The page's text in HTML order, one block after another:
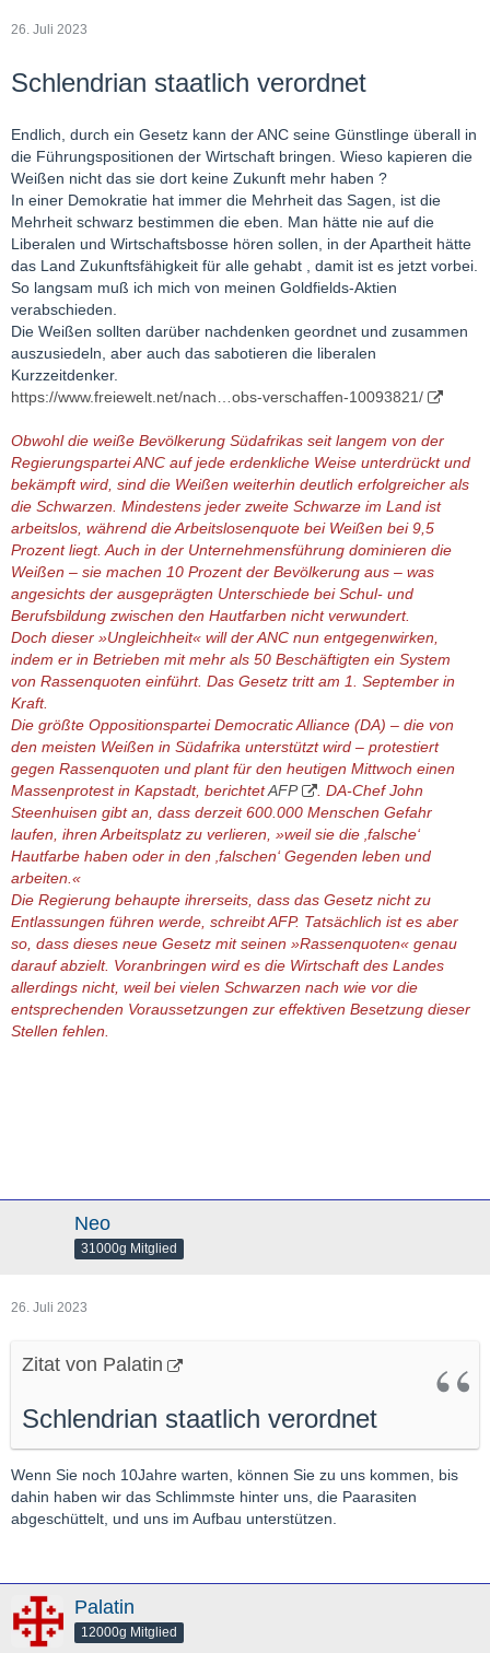
26. Juli 2023
Schlendrian staatlich verordnet
Endlich, durch ein Gesetz kann der ANC seine Günstlinge überall in
die Führungspositionen der Wirtschaft bringen. Wieso kapieren die
Weißen nicht das sie dort keine Zukunft mehr haben ?
In einer Demokratie hat immer die Mehrheit das Sagen, ist die
Mehrheit schwarz bestimmen die eben. Man hätte nie auf die
Liberalen und Wirtschaftsbosse hören sollen, in der Apartheit hätte
das Land Zukunftsfähigkeit für alle gehabt , damit ist es jetzt vorbei.
So langsam muß ich mich von meinen Goldfields-Aktien
verabschieden.
Die Weißen sollten darüber nachdenken geordnet und zusammen
auszusiedeln, aber auch das sabotieren die liberalen
Kurzzeitdenker.
https://www.freiewelt.net/nach…obs-verschaffen-10093821/
Obwohl die weiße Bevölkerung Südafrikas seit langem von der
Regierungspartei ANC auf jede erdenkliche Weise unterdrückt und
bekämpft wird, sind die Weißen weiterhin deutlich erfolgreicher als
die Schwarzen. Mindestens jeder zweite Schwarze im Land ist
arbeitslos, während die Arbeitslosenquote bei Weißen bei 9,5
Prozent liegt. Auch in der Unternehmensführung dominieren die
Weißen – sie machen 10 Prozent der Bevölkerung aus – was
angesichts der ausgeprägten Unterschiede bei Schul- und
Berufsbildung zwischen den Hautfarben nicht verwundert.
Doch dieser »Ungleichheit« will der ANC nun entgegenwirken,
indem er in Betrieben mit mehr als 50 Beschäftigten ein System
von Rassenquoten einführt. Das Gesetz tritt am 1. September in
Kraft.
Die größte Oppositionspartei Democratic Alliance (DA) – die von
den meisten Weißen in Südafrika unterstützt wird – protestiert
gegen Rassenquoten und plant für den heutigen Mittwoch einen
Massenprotest in Kapstadt, berichtetAFP
. DA-Chef John
Steenhuisen gibt an, dass derzeit 600.000 Menschen Gefahr
laufen, ihren Arbeitsplatz zu verlieren, »weil sie die ‚falsche‘
Hautfarbe haben oder in den ‚falschen‘ Gegenden leben und
arbeiten.«
Die Regierung behaupte ihrerseits, dass das Gesetz nicht zu
Entlassungen führen werde, schreibt AFP. Tatsächlich ist es aber
so, dass dieses neue Gesetz mit seinen »Rassenquoten« genau
darauf abzielt. Voranbringen wird es die Wirtschaft des Landes
allerdings nicht, weil bei vielen Schwarzen nach wie vor die
entsprechenden Voraussetzungen zur effektiven Besetzung dieser
Stellen fehlen.
Neo
31000g Mitglied
26. Juli 2023
Zitat von Palatin
Schlendrian staatlich verordnet
Wenn Sie noch 10Jahre warten, können Sie zu uns kommen, bis
dahin haben wir das Schlimmste hinter uns, die Paarasiten
abgeschüttelt, und uns im Aufbau unterstützen.
Palatin
12000g Mitglied